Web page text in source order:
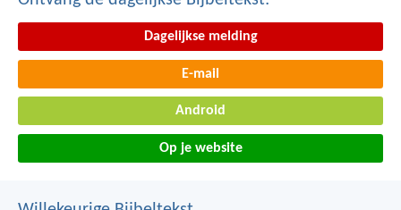
Dagelijkse melding
E-mail
Android
Op je website